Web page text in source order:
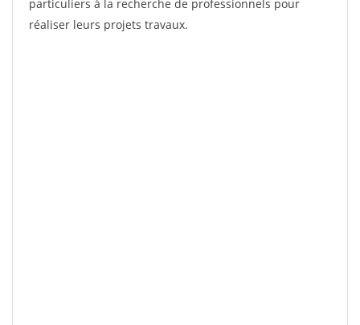
particuliers à la recherche de professionnels pour
réaliser leurs projets travaux.